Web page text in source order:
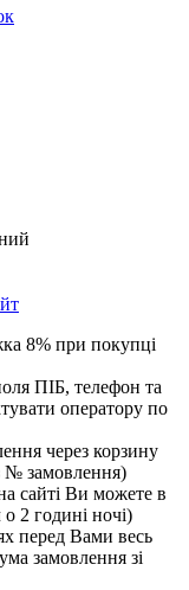
8% при покупці
ПІБ, телефон та
оператору по
через корзину
№ замовлення)
сайті Ви можете в
2 годині ночі)
перед Вами весь
замовлення зі